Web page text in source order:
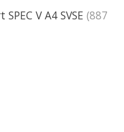
V A4 SVSE (887